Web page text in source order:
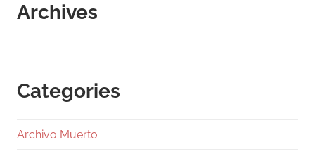
Archives
Categories
Archivo Muerto